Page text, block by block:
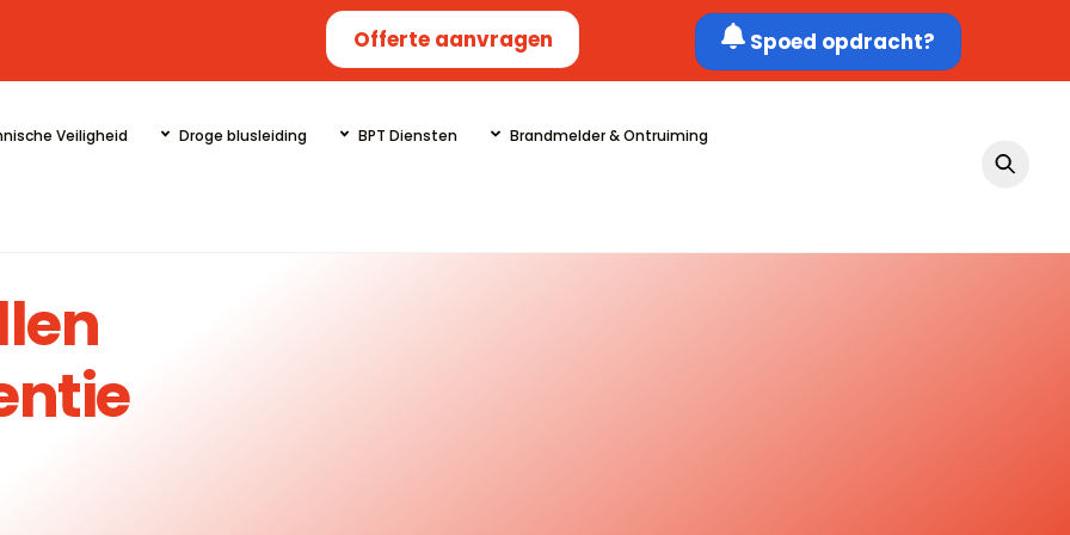
Offerte aanvragen Spoed opdracht?
Veiligheid Droge blusleiding BPT Diensten Brandmelder & Ontruiming